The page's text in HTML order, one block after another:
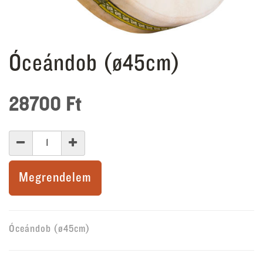
Óceándob (ø45cm)
28700 Ft
Megrendelem
Óceándob (ø45cm)